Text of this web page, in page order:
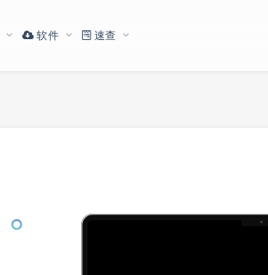
软件 速查